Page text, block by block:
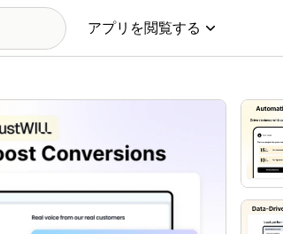
アプリを閲覧する